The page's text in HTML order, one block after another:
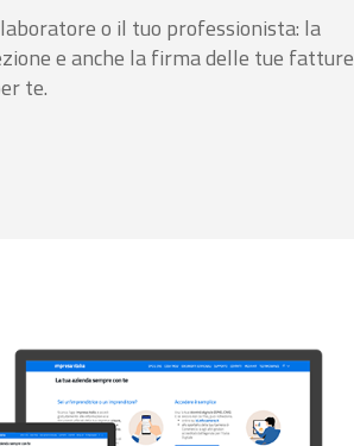
o il tuo professionista: la
e anche la firma delle tue fatture
te.